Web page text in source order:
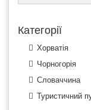
Категорії
Хорватія
Чорногорія
Словаччина
Туристичний